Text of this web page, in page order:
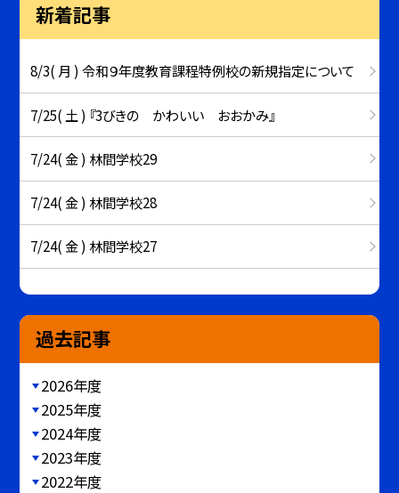
新着記事
8/3( 月 ) 令和９年度教育課程特例校の新規指定について
7/25( 土 ) 『3びきの かわいい おおかみ』
7/24( 金 ) 林間学校29
7/24( 金 ) 林間学校28
7/24( 金 ) 林間学校27
過去記事
2026年度
2025年度
2024年度
2023年度
2022年度